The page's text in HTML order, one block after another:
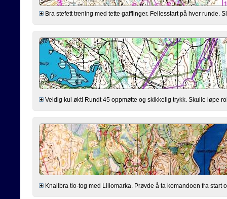
Bra stefett trening med tette gafflinger. Fellesstart på hver runde.
Veldig kul økt! Rundt 45 oppmøtte og skikkelig trykk. Skulle løpe
Knallbra tio-tog med Lillomarka. Prøvde å ta komandoen fra start